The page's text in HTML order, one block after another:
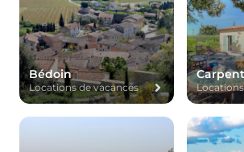
Bédoin
Locations de vacances